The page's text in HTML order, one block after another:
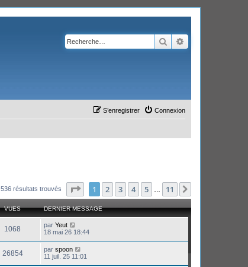
Rechercher
Connexion
S’enregistrer
536 résultats trouvés Page sur11
1 2 3 4 5 11
VUES DERNIER MESSAGE
1068 par Yeut
18 mai 26 18:44
26854 par spoon
11 juil. 25 11:01